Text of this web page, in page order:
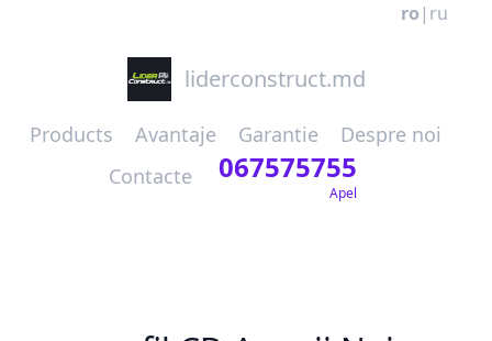
ro | ru
liderconstruct.md
Products Avantaje Garantie
Despre noi
Contacte
067575755
Apel